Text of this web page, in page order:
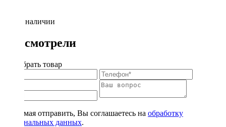
Нет в наличии
Вы смотрели
Подобрать товар
Нажимая отправить, Вы соглашаетесь на обработку
персональных данных.